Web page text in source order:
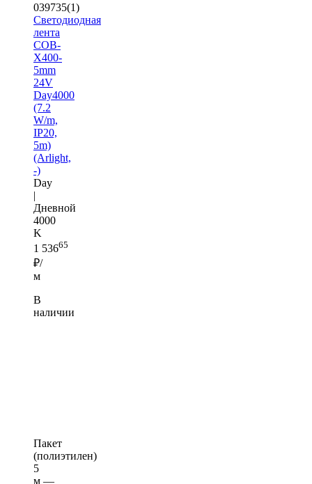
039735(1)
Светодиодная
лента
COB-
X400-
5mm
24V
Day4000
(7.2
W/m,
IP20,
5m)
(Arlight,
-)
Day
|
Дневной
4000
K
1 53665
₽/
м
В
наличии
Пакет
(полиэтилен)
5
м —